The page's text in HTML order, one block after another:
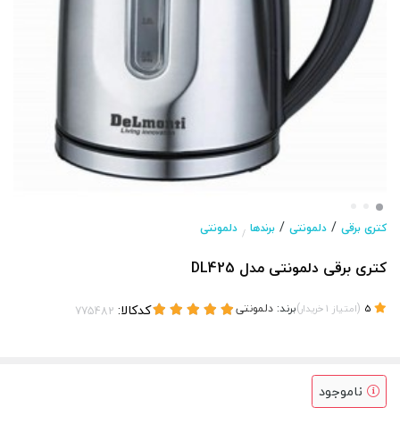
کتری برقی / دلمونتی / برندها / دلمونتی
کتری برقی دلمونتی مدل DL425
(امتیاز 1خریدار)برند: دلمونتی کدکالا:
ناموجود